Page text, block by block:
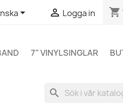
  Logga in shopping_cart
7" VINYLSINGLAR
search